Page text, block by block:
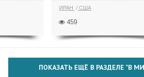
ИРАН США
459
ПОКАЗАТЬ ЕЩЁ В РАЗДЕЛЕ "В